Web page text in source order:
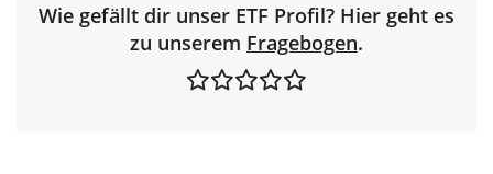
Wie gefällt dir unser ETF Profil? Hier geht es
zu unserem Fragebogen.